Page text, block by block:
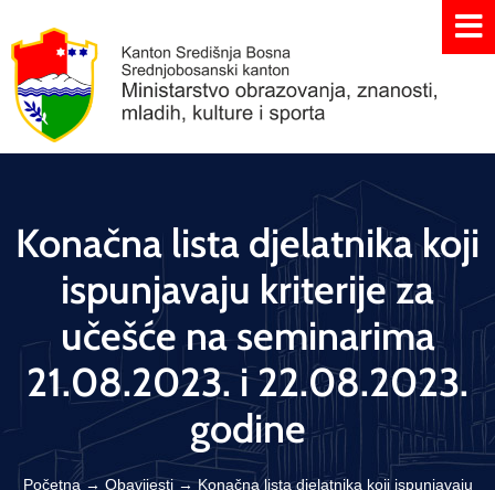
Konačna lista djelatnika koji
ispunjavaju kriterije za
učešće na seminarima
21.08.2023. i 22.08.2023.
godine
Početna→ Obavijesti→Konačna lista djelatnika koji ispunjavaju